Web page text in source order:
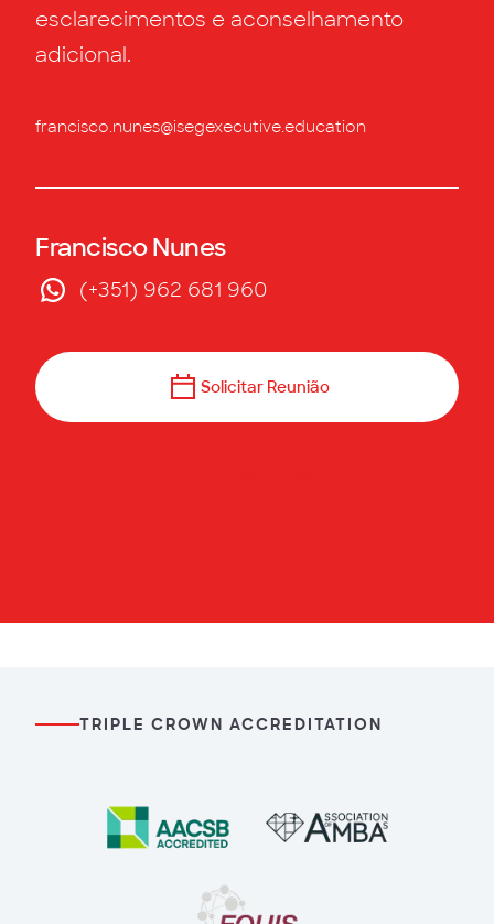
esclarecimentos e aconselhamento
adicional.
francisco.nunes@isegexecutive.education
Francisco Nunes
(+351) 962 681 960
Solicitar Reunião
TRIPLE CROWN ACCREDITATION